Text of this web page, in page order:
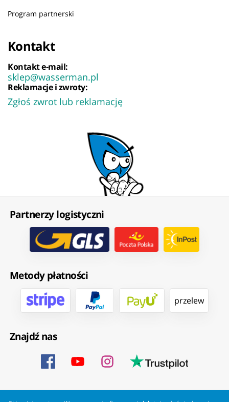
Program partnerski
Kontakt
Kontakt e-mail:
sklep@wasserman.pl
Reklamacje i zwroty:
Zgłoś zwrot lub reklamację
Partnerzy logistyczni
Metody płatności
przelew
Znajdź nas